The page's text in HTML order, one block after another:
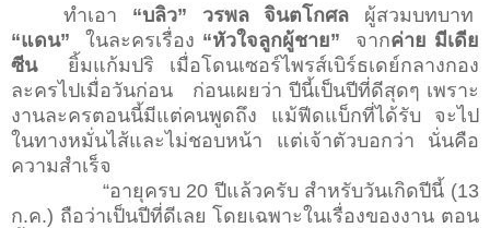
ทำเอา “บลิว” วรพล จินตโกศล ผู้สวมบทบาท
“แดน”
ในละครเรื่อง “หัวใจลูกผู้ชาย” จากค่าย มีเดีย
ซีน
ยิ้มแก้มปริ เมื่อโดนเซอร์ไพรส์เบิร์ธเดย์กลางกอง
ละครไปเมื่อวันก่อน
ก่อนเผยว่า ปีนี้เป็นปีที่ดีสุดๆ เพราะ
งานละครตอนนี้มีแต่คนพูดถึง แม้ฟีดแบ็กที่ได้รับ จะไป
ในทางหมั่นไส้และไม่ชอบหน้า แต่เจ้าตัวบอกว่า นั่นคือ
ความสำเร็จ
“อายุครบ 20 ปีแล้วครับ สำหรับวันเกิดปีนี้ (13
ก.ค.) ถือว่าเป็นปีที่ดีเลย โดยเฉพาะในเรื่องของงาน ตอน